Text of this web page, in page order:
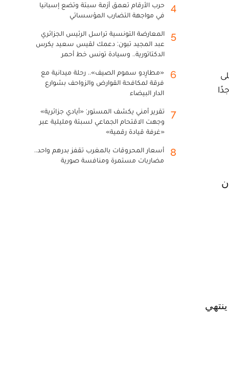
أمور مضحكة جدًا
4
حرب الأرقام تعمق أزمة سبتة وتضع إسبانيا
في مواجهة التضارب المؤسساتي
5
المعارضة التونسية تراسل الرئيس الجزائري
عبد المجيد تبون: دعمك لقيس سعيد يكرس
الدكتاتورية.. وسيادة تونس خط أحمر
6
«مطارِدو سموم الصيف».. رحلة ميدانية مع
فرقة لمكافحة القوارض والزواحف بشوارع
الدار البيضاء
7
تقرير أمني يكشف المستور: «أيادي جزائرية»
وجهت الاقتحام الجماعي لسبتة ومليلية عبر
«غرفة قيادة رقمية»
8
أسعار المحروقات بالمغرب تقفز بدرهم واحد..
مضاربات مستمرة ومنافسة صورية